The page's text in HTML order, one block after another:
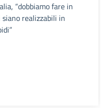
“dobbiamo fare in
realizzabili in